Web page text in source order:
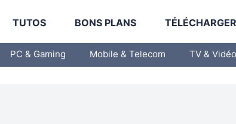
TUTOS BONS PLANS
PC & Gaming Mobile & Telecom TV & Vidéo